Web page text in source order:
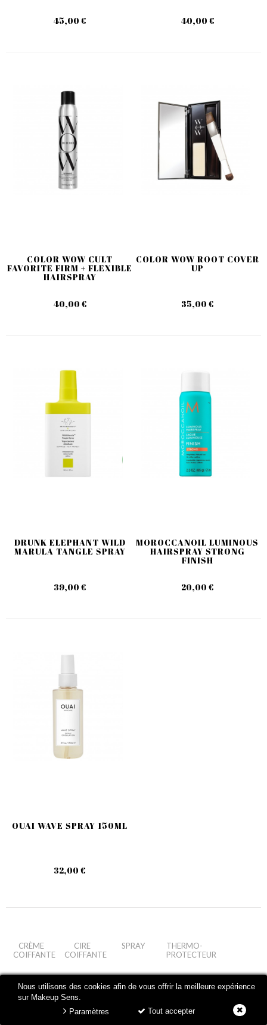
Nous utilisons des cookies afin de vous offrir la meilleure expérience
sur Makeup Sens.
Tout accepter
Paramètres
45,00 € 40,00 €
COLOR WOW CULT
FAVORITE FIRM + FLEXIBLE
HAIRSPRAY
40,00 €
COLOR WOW ROOT COVER
UP
35,00 €
DRUNK ELEPHANT WILD
MARULA TANGLE SPRAY
39,00 €
MOROCCANOIL LUMINOUS
HAIRSPRAY STRONG
FINISH
20,00 €
OUAI WAVE SPRAY 150ML
32,00 €
CRÈME
COIFFANTE
CIRE
COIFFANTE
SPRAY
THERMO-
PROTECTEUR